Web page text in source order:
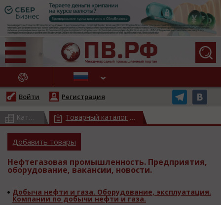
НОВОСТИ
Войти Регистрация
Каталог предприятий (всего 17558)
Товарный каталог
Добавить товары
Нефтегазовая промышленность. Предприятия,
оборудование, вакансии, новости.
Добыча нефти и газа. Оборудование, эксплуатация.
Компании по добычи нефти и газа.